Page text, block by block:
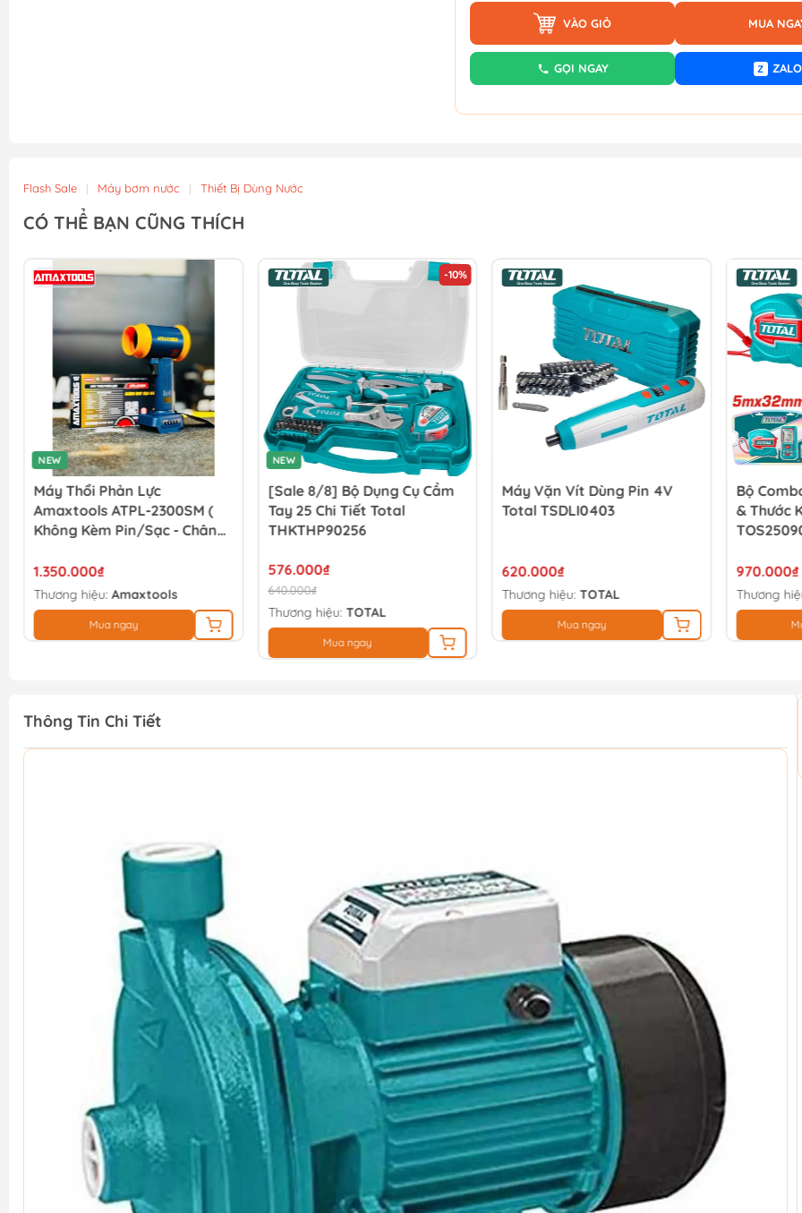
VÀO GIỎ MUA
GỌI NGAY Z ZALO
Flash Sale | Máy bơm nước | Thiết Bị Dùng Nước
CÓ THỂ BẠN CŨNG THÍCH
NEW
Máy Thổi Phản Lực
Amaxtools ATPL-2300SM (
Không Kèm Pin/sạc - Chân
1.350.000₫
Thương hiệu:Amaxtools
Mua ngay
-10%
NEW
[Sale 8/8] Bộ Dụng Cụ Cầm
Tay 25 Chi Tiết Total
THKTHP90256
576.000₫
640.000₫
Thương hiệu: TOTAL
Mua ngay
Máy Vặn Vít Dùng Pin 4V
Total TSDLI0403
620.000₫
Thương hiệu: TOTAL
Mua ngay
Bộ
& Thước
970.000₫
Thương
Thông Tin Chi Tiết